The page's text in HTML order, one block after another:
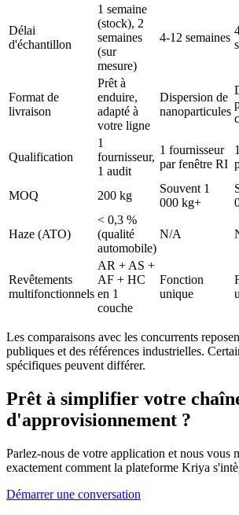
Délai
d'échantillon
1 semaine
(stock), 2
semaines
(sur
mesure)
4-12 semaines
Format de
livraison
Prêt à
enduire,
adapté à
votre ligne
Dispersion de
nanoparticules
Qualification
1
fournisseur,
1 audit
1 fournisseur
par fenêtre RI
MOQ 200 kg
Souvent 1
000 kg+
Haze (ATO)
< 0,3 %
(qualité
automobile)
N/A
Revêtements
multifonctionnels
AR + AS +
AF + HC
en 1
couche
Fonction
unique
Les comparaisons avec les concurrents
publiques et des références industrielles.
spécifiques peuvent différer.
Prêt à simplifier votre
d'approvisionnement ?
Parlez-nous de votre application et nous vous
exactement comment la plateforme Kriya
Démarrer une conversation